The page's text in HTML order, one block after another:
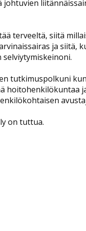
terveeltä, siitä
ja siitä,
tutkimuspolkuni
hoitohenkilökuntaa
on tuttua.